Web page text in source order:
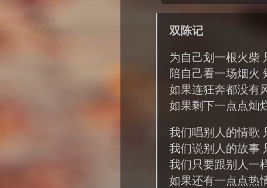
双陈记
为自己划一根火柴
陪自己看一场烟火
如果连狂奔都没有
如果剩下一点点灿
我们唱别人的情歌
我们说别人的故事
我们只要跟别人一
如果还有一点点热